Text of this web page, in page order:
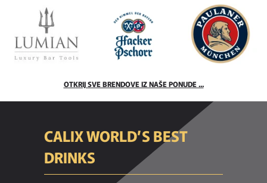
OTKRIJ SVE BRENDOVE IZ NAŠE PONUDE ...
CALIX WORLD’S BEST
DRINKS